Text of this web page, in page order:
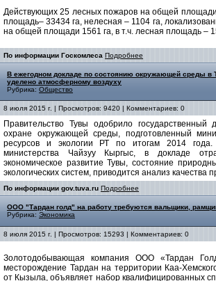
Действующих 25 лесных пожаров на общей площади
площадь– 33434 га, нелесная – 1104 га,
на общей площади 1561 га, в т.ч. лесная площадь –
По информации Госкомлеса Подробнее
В ежегодном докладе по состоянию окружающей среды в
уделено атмосферному воздуху
Рубрика: Общество
8 июля 2015 г. | Просмотров: 9420 | Комментариев: 0
Правительство Тувы одобрило государственный
охране окружающей среды, подготовленный
ресурсов и экологии РТ по итогам 2014
министерства Чайзуу Кыргыс, в докладе
экономическое развитие Тувы, состояние
экологических систем, приводится анализ качества
По информации gov.tuva.ru Подробнее
ООО "Тардан голд" на работу требуются вальщики,
Рубрика: Экономика
8 июля 2015 г. | Просмотров: 15293 | Комментариев: 0
Золотодобывающая компания ООО «Тардан
месторождение Тардан на территории Каа-
от Кызыла, объявляет набор квалифицированных